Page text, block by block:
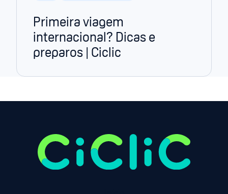
Primeira viagem
internacional? Dicas e
preparos | Ciclic